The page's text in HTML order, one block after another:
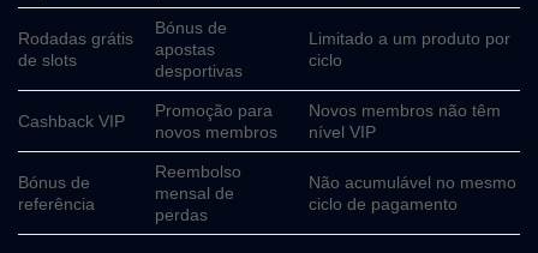
Rodadas grátis
de slots
Bónus de
apostas
desportivas
Limitado a um produto por
ciclo
Cashback VIP
Promoção para
novos membros
Novos membros não têm
nível VIP
Bónus de
referência
Reembolso
mensal de
perdas
Não acumulável no mesmo
ciclo de pagamento